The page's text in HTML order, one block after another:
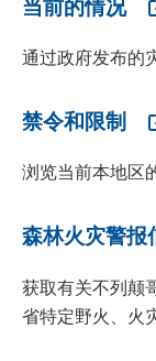
通过政府发布的
禁令和限制
浏览当前本地区
森林火灾警报
获取有关不列颠
省特定野火、火